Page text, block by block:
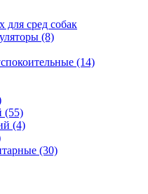
для сред собак
(8)
(14)
(55)
(4)
(30)